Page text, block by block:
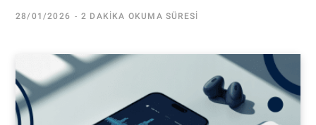
28/01/2026 2 DAKIKA OKUMA SÜRESI